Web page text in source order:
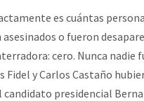
es cuántas
o fueron
cero. Nunca nadie
Fidel y Carlos Castaño
candidato presidencial